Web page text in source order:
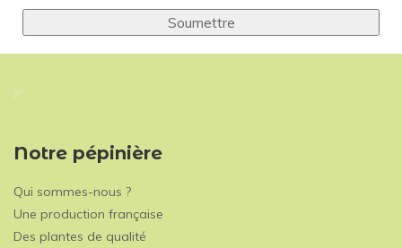
Notre pépinière
Qui sommes-nous ?
Une production française
Des plantes de qualité